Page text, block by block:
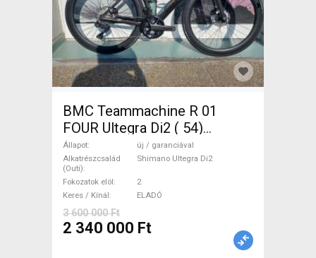
BMC Teammachine R 01
FOUR Ultegra Di2 ( 54)
Országúti Shimano Ultegra
Di2 tárcsafék új / garanciával
ELADÓ
Állapot
új / garanciával
Alkatrészcsalád
(Outi)
Shimano Ultegra Di2
Fokozatok elöl
2
Keres / Kínál
ELADÓ
3 600 000 Ft
2 340 000 Ft